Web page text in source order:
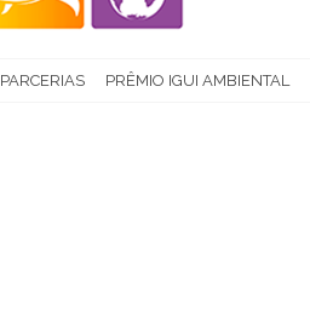
PARCERIAS PRÊMIO IGUI AMBIENTAL